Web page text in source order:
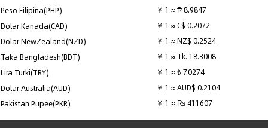
Peso Filipina(PHP)
￥ 1 ≈ ₱ 8.9847
Dolar Kanada(CAD)
￥ 1 ≈ C$ 0.2072
Dolar NewZealand(NZD)
￥ 1 ≈ NZ$ 0.2524
Taka Bangladesh(BDT)
￥ 1 ≈ Tk. 18.3008
Lira Turki(TRY)
￥ 1 ≈ ₺ 7.0274
Dolar Australia(AUD)
￥ 1 ≈ AUD$ 0.2104
Pakistan Pupee(PKR)
￥ 1 ≈ ₨ 41.1607